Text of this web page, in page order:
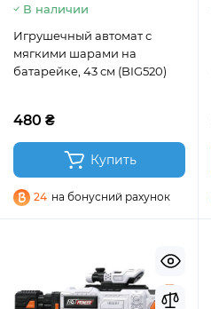
В наличии
Игрушечный автомат с
мягкими шарами на
батарейке, 43 см (BIG520)
480 ₴
Купить
24 на бонусний рахунок